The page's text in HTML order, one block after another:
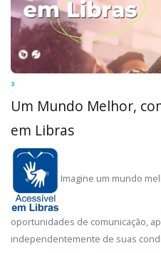
3
Um Mundo Melhor,
em Libras
Imagine um mundo
oportunidades de comunicação,
independentemente de suas